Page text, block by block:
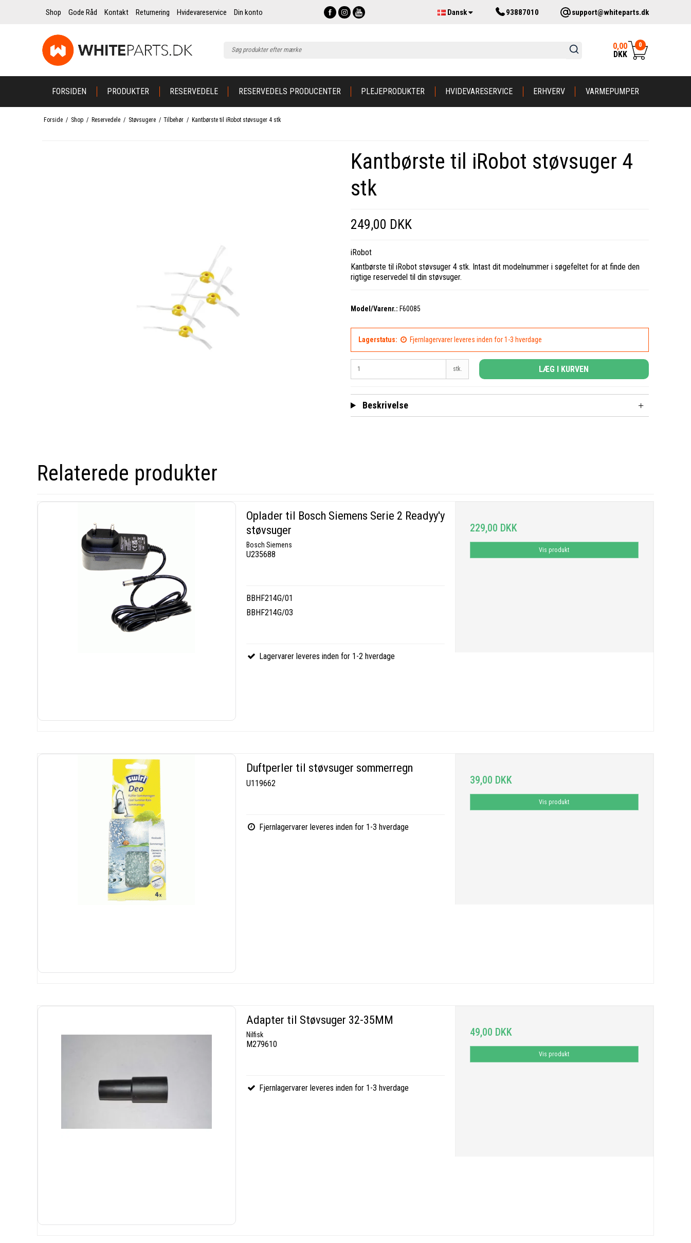
Shop Gode Råd Kontakt Returnering Hvidevareservice Din konto Dansk 93887010 support@whiteparts.dk
0,00
DKK
0
FORSIDEN PRODUKTER RESERVEDELE RESERVEDELS PRODUCENTER PLEJEPRODUKTER HVIDEVARESERVICE ERHVERV VARMEPUMPER
Forside / Shop / Reservedele / Støvsugere / Tilbehør / Kantbørste til iRobot støvsuger 4 stk
Kantbørste til iRobot støvsuger 4
stk
249,00 DKK
iRobot
Kantbørste til iRobot støvsuger 4 stk. Intast dit modelnummer i søgefeltet for at finde den
rigtige reservedel til din støvsuger.
Model/Varenr.: F60085
Lagerstatus: Fjernlagervarer leveres inden for 1-3 hverdage
stk. LÆG I KURVEN
Beskrivelse
Relaterede produkter
Oplader til Bosch Siemens Serie 2 Readyy'y
støvsuger
Bosch Siemens
U235688
BBHF214G/01
BBHF214G/03
Lagervarer leveres inden for 1-2 hverdage
229,00 DKK
Vis produkt
Duftperler til støvsuger sommerregn
U119662
Fjernlagervarer leveres inden for 1-3 hverdage
39,00 DKK
Vis produkt
Adapter til Støvsuger 32-35MM
Nilfisk
M279610
Fjernlagervarer leveres inden for 1-3 hverdage
49,00 DKK
Vis produkt